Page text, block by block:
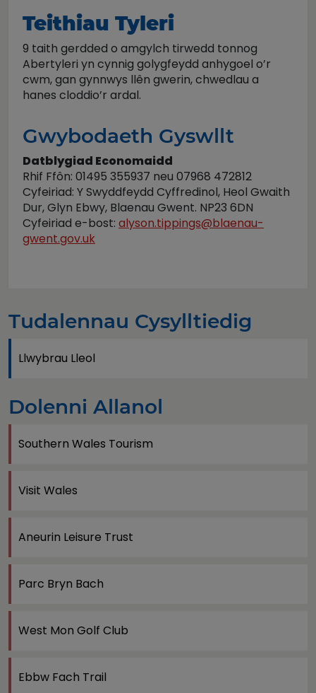
Teithiau Tyleri
9 taith gerdded o amgylch tirwedd tonnog
Abertyleri yn cynnig golygfeydd anhygoel o’r
cwm, gan gynnwys llên gwerin, chwedlau a
hanes cloddio’r ardal.
Gwybodaeth Gyswllt
Datblygiad Economaidd
Rhif Ffôn: 01495 355937 neu 07968 472812
Cyfeiriad: Y Swyddfeydd Cyffredinol, Heol Gwaith
Dur, Glyn Ebwy, Blaenau Gwent. NP23 6DN
Cyfeiriad e-bost: alyson.tippings@blaenau-
gwent.gov.uk
Tudalennau Cysylltiedig
Llwybrau Lleol
Dolenni Allanol
Southern Wales Tourism
Visit Wales
Aneurin Leisure Trust
Parc Bryn Bach
West Mon Golf Club
Ebbw Fach Trail